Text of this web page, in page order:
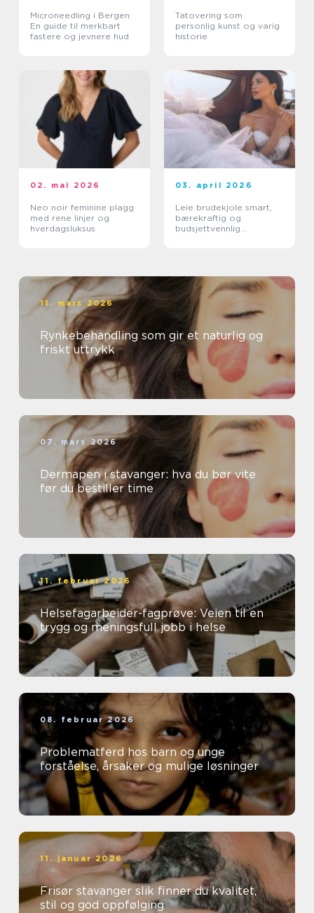
Microneedling i Bergen:
En guide til merkbart
fastere og jevnere hud
Tatovering som
personlig kunst og varig
historie
02. mai 2026
Neo noir feminine plagg
med rene linjer og
hverdagsluksus
03. april 2026
Leie brudekjole smart,
bærekraftig og
budsjettvennlig
11. mars 2026
Rynkebehandling som gir et naturlig og
friskt uttrykk
07. mars 2026
Dermapen i stavanger: hva du bør vite
før du bestiller time
11. februar 2026
Helsefagarbeider-fagprøve: Veien til en
trygg og meningsfull jobb i helse
08. februar 2026
Problematferd hos barn og unge
forståelse, årsaker og mulige løsninger
11. januar 2026
Frisør stavanger slik finner du kvalitet,
stil og god oppfølging